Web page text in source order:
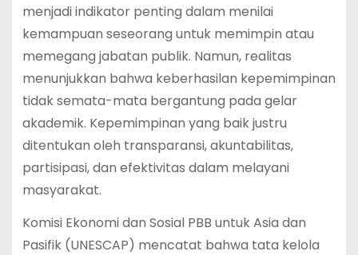
menjadi indikator penting dalam menilai
kemampuan seseorang untuk memimpin atau
memegang jabatan publik. Namun, realitas
menunjukkan bahwa keberhasilan kepemimpinan
tidak semata-mata bergantung pada gelar
akademik. Kepemimpinan yang baik justru
ditentukan oleh transparansi, akuntabilitas,
partisipasi, dan efektivitas dalam melayani
masyarakat.
Komisi Ekonomi dan Sosial PBB untuk Asia dan
Pasifik (UNESCAP) mencatat bahwa tata kelola